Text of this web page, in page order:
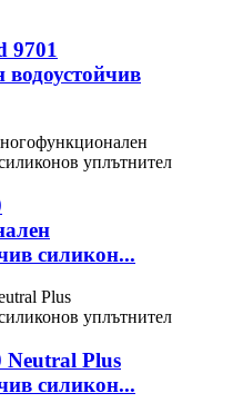
9701
силикон...
Neutral Plus
силикон...